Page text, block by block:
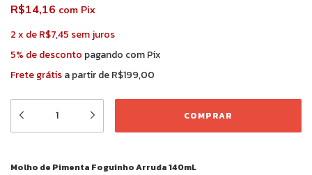
R$14,16 com Pix
2x deR$7,45 sem juros
5% de desconto pagando com Pix
Frete grátisa partir deR$199,00
Molho de Pimenta Foguinho Arruda 140mL